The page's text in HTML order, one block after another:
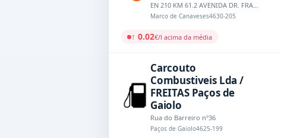
EN 210 KM 61.2 AVENIDA DR. FRANCISCO SA CARNEIRO
Marco de Canaveses4630-205
↑ 0.02€/l acima da média
Carcouto
Combustiveis Lda /
FREITAS Paços de
Gaiolo
Rua do Barreiro nº36
Paços de Gaiolo4625-199